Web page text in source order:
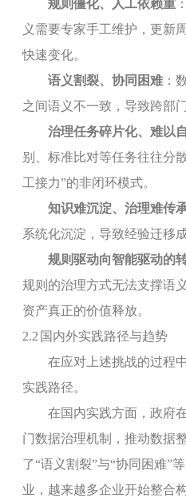
规则僵化、人工依赖重
义需要专家手工维护，更新
快速变化。
语义割裂、协同困难 ：
之间语义不一致，导致跨部
治理任务碎片化、难以
别、标准比对等任务往往分
工接力”的非闭环模式。
知识难沉淀、治理难传
系统化沉淀，导致经验迁移
规则驱动向智能驱动的
规则的治理方式无法支撑语
资产真正的价值释放。
2.2 国内外实践路径与趋势
在应对上述挑战的过程
实践路径。
在国内实践方面，政府
门数据治理机制，推动数据
了“语义割裂”与“协同困难”
业，越来越多企业开始整合